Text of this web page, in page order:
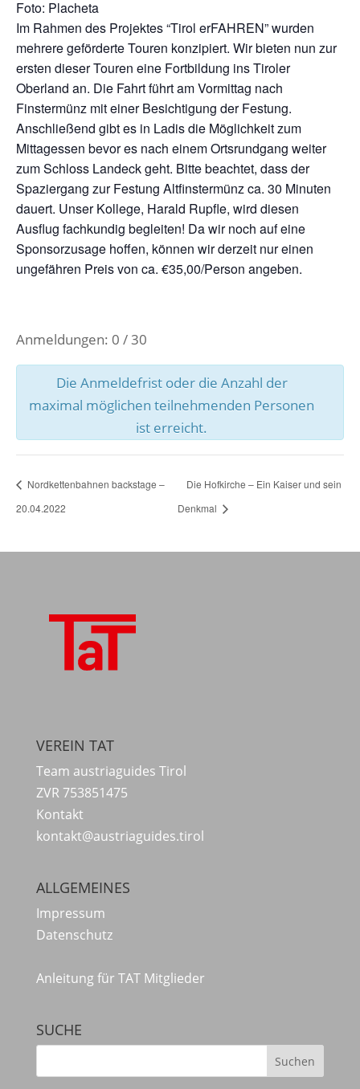
Foto: Placheta
Im Rahmen des Projektes “Tirol erFAHREN” wurden
mehrere geförderte Touren konzipiert. Wir bieten nun zur
ersten dieser Touren eine Fortbildung ins Tiroler
Oberland an. Die Fahrt führt am Vormittag nach
Finstermünz mit einer Besichtigung der Festung.
Anschließend gibt es in Ladis die Möglichkeit zum
Mittagessen bevor es nach einem Ortsrundgang weiter
zum Schloss Landeck geht. Bitte beachtet, dass der
Spaziergang zur Festung Altfinstermünz ca. 30 Minuten
dauert. Unser Kollege, Harald Rupfle, wird diesen
Ausflug fachkundig begleiten! Da wir noch auf eine
Sponsorzusage hoffen, können wir derzeit nur einen
ungefähren Preis von ca. €35,00/Person angeben.
Anmeldungen: 0 / 30
Die Anmeldefrist oder die Anzahl der
maximal möglichen teilnehmenden Personen
ist erreicht.
Nordkettenbahnen backstage –
20.04.2022
Die Hofkirche – Ein Kaiser und sein
Denkmal
VEREIN TAT
Team austriaguides Tirol
ZVR 753851475
Kontakt
kontakt@austriaguides.tirol
ALLGEMEINES
Impressum
Datenschutz
Anleitung für TAT Mitglieder
SUCHE